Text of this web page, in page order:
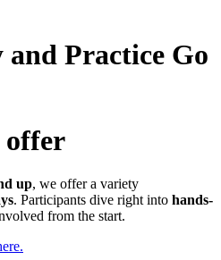
Practice Go
up, we offer a variety
. Participants dive right into hands-
from the start.